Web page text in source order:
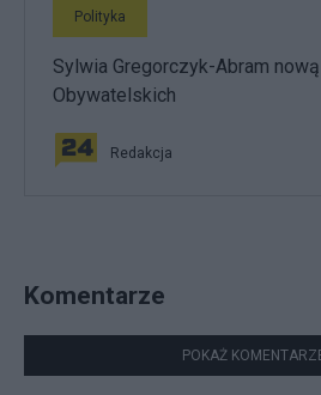
Polityka
Sylwia Gregorczyk-Abram
Obywatelskich
Redakcja
Komentarze
POKAŻ